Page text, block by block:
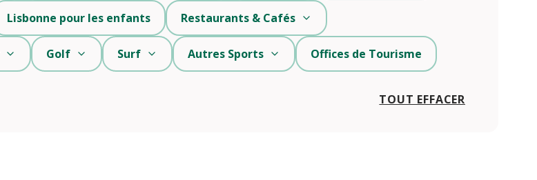
TOUT EFFACER
Lisbonne pour les enfants Restaurants & Cafés
Golf Surf Autres Sports Offices de Tourisme